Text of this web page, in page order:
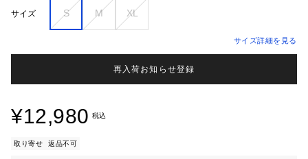
サイズ S M XL
サイズ詳細を見る
再入荷お知らせ登録
¥12,980 税込
取り寄せ 返品不可